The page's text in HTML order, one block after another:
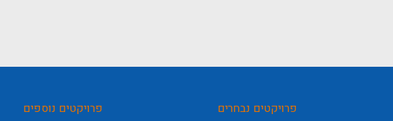
פרויקטים נבחרים פרויקטים נוספים